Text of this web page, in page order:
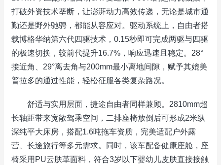
打破外资技术垄断，让澎湃动力高效传递，无论是城市通
勤还是野外驰骋，都能从容应对。驱动系统上，自由者搭
载博格华纳第六代四驱技术，0.15秒即可完成两驱与四驱
的极速切换，较前代提升16.7%，响应迅速且稳定。28°
接近角、29°离去角与200mm最小离地间隙，赋予其媲美
普拉多的通过性能，轻松征服各类复杂路况。
舒适与实用层面，捷途自由者同样兼顾。2810mm超
长轴距带来宽敞驾乘空间，二排座椅放倒后可形成2米纵
深纯平大床房，搭配1.6吨拖车资质，完美适配户外露
营、长途旅行等多元需求。同时，该车配备健康座舱，座
椅采用PU云肤革面料，符合3岁以下婴幼儿皮肤直接接触